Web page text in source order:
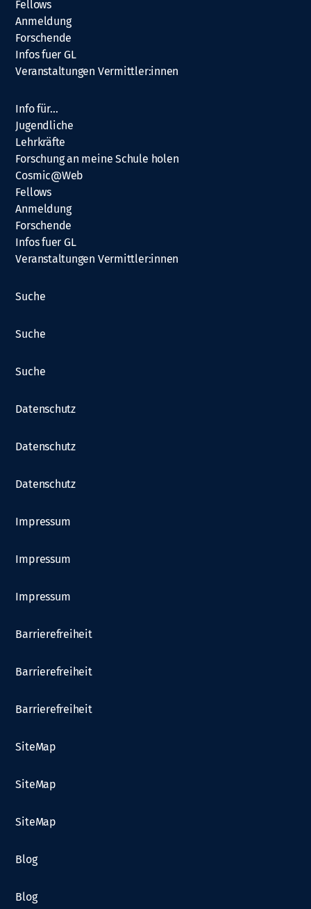
Fellows
Anmeldung
Forschende
Infos fuer GL
Veranstaltungen Vermittler:innen
Info für…
Jugendliche
Lehrkräfte
Forschung an meine Schule holen
Cosmic@Web
Fellows
Anmeldung
Forschende
Infos fuer GL
Veranstaltungen Vermittler:innen
Suche
Suche
Suche
Datenschutz
Datenschutz
Datenschutz
Impressum
Impressum
Impressum
Barrierefreiheit
Barrierefreiheit
Barrierefreiheit
SiteMap
SiteMap
SiteMap
Blog
Blog